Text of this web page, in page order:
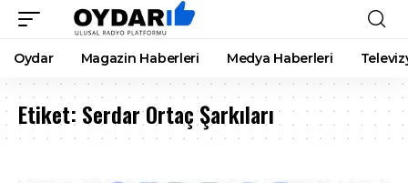
Oydar Magazin Haberleri Medya Haberleri
Etiket: Serdar Ortaç Şarkıları